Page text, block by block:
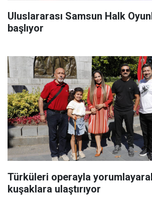
Uluslararası Samsun Halk
başlıyor
Türküleri operayla
kuşaklara ulaştırıyor